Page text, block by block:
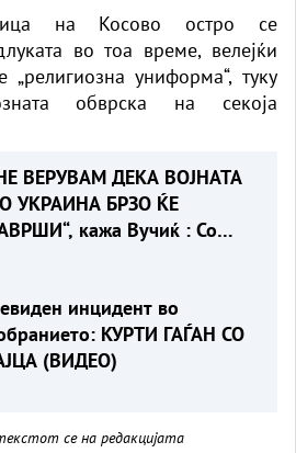
на Косово остро се
во тоа време, велејќи
униформа“, туку
обврска на секоја
ВЕРУВАМ ДЕКА ВОЈНАТА
УКРАИНА БРЗО ЌЕ
кажа Вучиќ : Со
инцидент во
КУРТИ ГАЃАН СО
(ВИДЕО)
се на редакцијата